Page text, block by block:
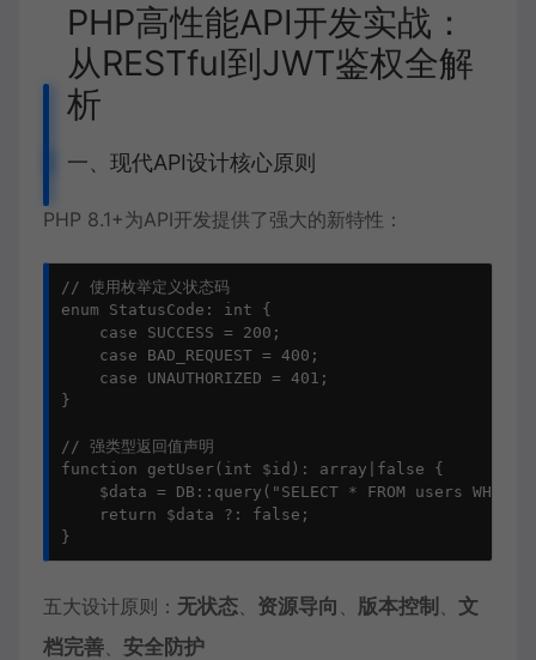
PHP高性能API开发实战：
从RESTful到JWT鉴权全解
析
一、现代API设计核心原则
PHP 8.1+为API开发提供了强大的新特性：
// 使用枚举定义状态码
enum StatusCode: int {
    case SUCCESS = 200;
    case BAD_REQUEST = 400;
    case UNAUTHORIZED = 401;
}
// 强类型返回值声明
function getUser(int $id): array|false {
$data = DB::query("SELECT * FROM users WHERE
    return $data ?: false;
}
五大设计原则： 无状态、 资源导向 、 版本控制 、 文
档完善、 安全防护